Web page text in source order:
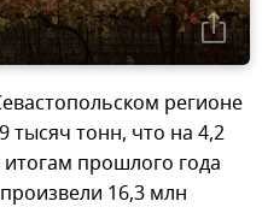
регионе
тысяч тонн, что на 4,2
прошлого года
16,3 млн